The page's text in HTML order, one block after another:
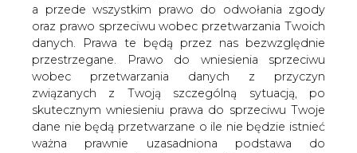
a przede wszystkim prawo do odwołania zgody
oraz prawo sprzeciwu wobec przetwarzania Twoich
danych. Prawa te będą przez nas bezwzględnie
przestrzegane. Prawo do wniesienia sprzeciwu
wobec przetwarzania danych z przyczyn
związanych z Twoją szczególną sytuacją, po
skutecznym wniesieniu prawa do sprzeciwu Twoje
dane nie będą przetwarzane o ile nie będzie istnieć
ważna prawnie uzasadniona podstawa do
Litewskie Ministerstwo Gospodarki
poinformowało w środę, że rafineria
Możejki nie za inwestuje w budowę
elektrowni atomowej w Ignalinie
&#8211; podał serwis internetowy TV
Biznes.